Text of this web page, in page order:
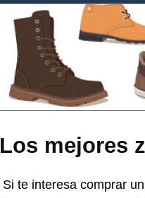
Los mejores
Si te interesa comprar